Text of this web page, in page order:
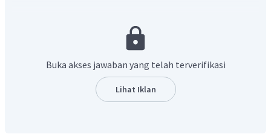
tulang rawan terbagi atas tiga, yaitu tulang rawan hialin,
Buka akses jawaban yang telah terverifikasi
Lihat Iklan